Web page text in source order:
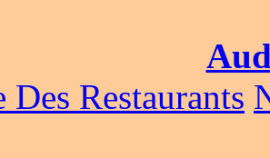
Des Restaurants